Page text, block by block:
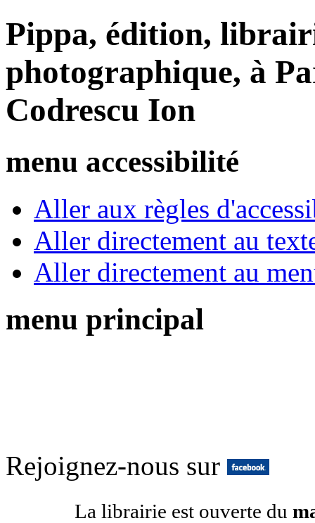
Pippa, édition,
photographique, à
Codrescu Ion
menu accessibilité
Aller aux règles
Aller directement au
Aller directement au
menu principal
Rejoignez-nous sur
La librairie est ouverte du